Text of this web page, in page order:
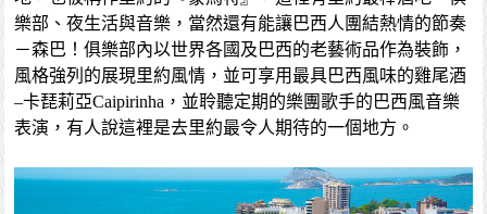
樂部、夜生活與音樂，當然還有能讓巴西人團結熱情的節奏
－森巴！俱樂部內以世界各國及巴西的老藝術品作為裝飾，
風格強列的展現里約風情，並可享用最具巴西風味的雞尾酒
–卡琵莉亞Caipirinha，並聆聽定期的樂團歌手的巴西風音樂
表演，有人說這裡是去里約最令人期待的一個地方。